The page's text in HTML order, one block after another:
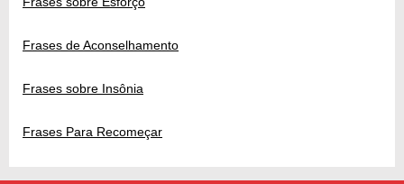
Frases de Aconselhamento
Frases sobre Insônia
Frases Para Recomeçar